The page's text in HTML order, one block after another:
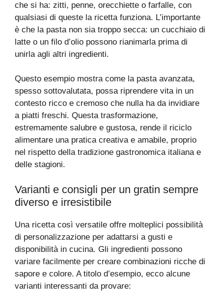
che si ha: zitti, penne, orecchiette o farfalle, con
qualsiasi di queste la ricetta funziona. L’importante
è che la pasta non sia troppo secca: un cucchiaio di
latte o un filo d’olio possono rianimarla prima di
unirla agli altri ingredienti.
Questo esempio mostra come la pasta avanzata,
spesso sottovalutata, possa riprendere vita in un
contesto ricco e cremoso che nulla ha da invidiare
a piatti freschi. Questa trasformazione,
estremamente salubre e gustosa, rende il riciclo
alimentare una pratica creativa e amabile, proprio
nel rispetto della tradizione gastronomica italiana e
delle stagioni.
Varianti e consigli per un gratin sempre
diverso e irresistibile
Una ricetta così versatile offre molteplici possibilità
di personalizzazione per adattarsi a gusti e
disponibilità in cucina. Gli ingredienti possono
variare facilmente per creare combinazioni ricche di
sapore e colore. A titolo d’esempio, ecco alcune
varianti interessanti da provare: